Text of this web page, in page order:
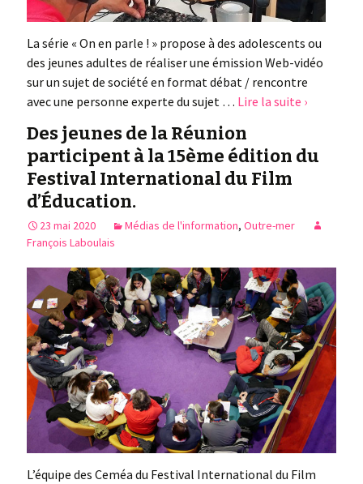
La série « On en parle ! » propose à des adolescents ou
des jeunes adultes de réaliser une émission Web-vidéo
sur un sujet de société en format débat / rencontre
avec une personne experte du sujet … Lire la suite ›
Des jeunes de la Réunion
participent à la 15ème édition du
Festival International du Film
d’Éducation.
23 mai 2020 Médias de l'information,Outre-mer
François Laboulais
L’équipe des Ceméa du Festival International du Film